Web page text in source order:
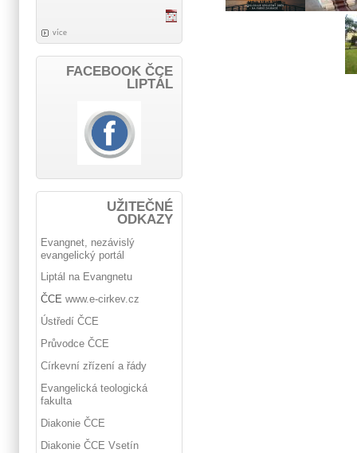
více
FACEBOOK ČCE
LIPTÁL
UŽITEČNÉ
ODKAZY
Evangnet, nezávislý
evangelický portál
Liptál na Evangnetu
ČCE www.e-cirkev.cz
Ústředí ČCE
Průvodce ČCE
Církevní zřízení a řády
Evangelická teologická
fakulta
Diakonie ČCE
Diakonie ČCE Vsetín